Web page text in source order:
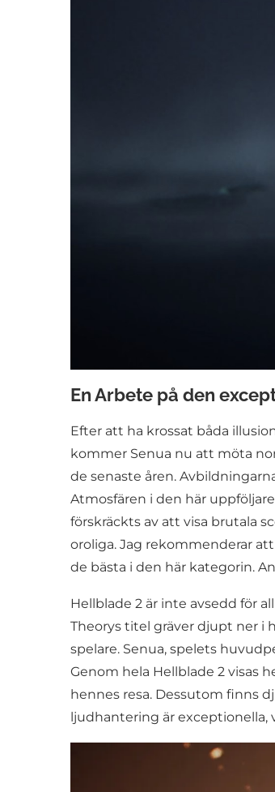
En Arbete på den
Efter att ha krossat båda
kommer Senua nu att möta
de senaste åren.
Atmosfären i den här
förskräckts av att visa brutala
oroliga. Jag rekommenderar
de bästa i den här kategorin.
Hellblade 2 är inte avsedd för
Theorys titel gräver djupt ner i
spelare. Senua, spelets
Genom hela Hellblade 2 visas
hennes resa. Dessutom finns
ljudhantering är